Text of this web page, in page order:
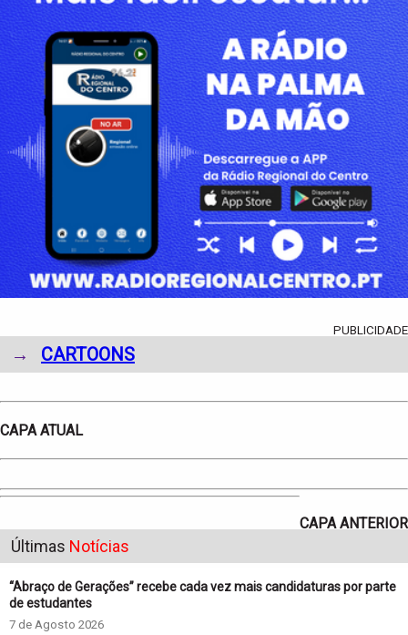
PUBLICIDADE
→ CARTOONS
CAPA ATUAL
CAPA ANTERIOR
Últimas Notícias
“Abraço de Gerações” recebe cada vez mais candidaturas por parte
de estudantes
7 de Agosto 2026